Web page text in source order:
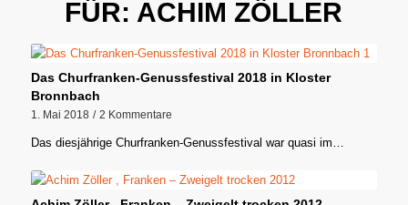
FÜR: ACHIM ZÖLLER
Das Churfranken-Genussfestival 2018 in Kloster
Bronnbach
1. Mai 2018 / 2 Kommentare
Das diesjährige Churfranken-Genussfestival war quasi im…